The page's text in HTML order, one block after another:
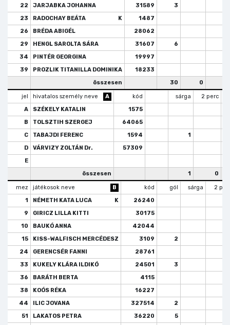
22
JARJABKA JOHANNA 31589 3
23
RADOCHAY BEÁTA K
1487
26
BRÉDA ABIGÉL
28062
29
HENGL SAROLTA SÁRA 31607
6
34
PINTÉR GEORGINA
19997
39
PROZLIK TITANILLA DOMINIKA
18233
összesen
30 0
jel hivatalos személy neve A kód sárga 2 perc
A
SZÉKELY KATALIN
1575
B
TOLSZTIH SZERGEJ
64065
C
TABAJDI FERENC 1594
1
D
VÁRVIZY ZOLTÁN Dr.
57309
E
összesen
1 0
mez játékosok neve B kód gól sárga
2
1
NÉMETH KATA LUCA K
26240
9
GIRICZ LILLA KITTI
30175
10
BAUKÓ ANNA
42044
15
KISS-WALFISCH MERCÉDESZ 3109 2
24
GERENCSÉR FANNI
28761
33
KUKELY KLÁRA ILDIKÓ 24501
3
36
BARÁTH BERTA
4115
38
KOÓS RÉKA
16227
44
ILIC JOVANA 327514
2
51
LAKATOS PETRA 36220 5